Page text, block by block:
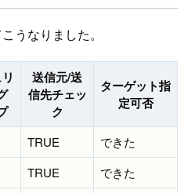
うなりました。
送信元/送
信先チェッ
ク
ターゲット指
定可否
TRUE
できた
TRUE
できた